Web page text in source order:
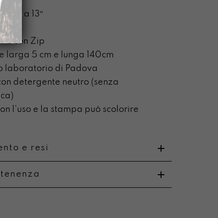
fino a 13″
con Zip
larga 5 cm e lunga 140cm
laboratorio di Padova
detergente neutro (senza
l’uso e la stampa può scolorire
e resi